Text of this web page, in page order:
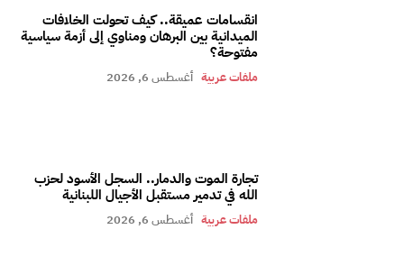
انقسامات عميقة.. كيف تحولت الخلافات
الميدانية بين البرهان ومناوي إلى أزمة سياسية
مفتوحة؟
ملفات عربية أغسطس 6, 2026
تجارة الموت والدمار.. السجل الأسود لحزب
الله في تدمير مستقبل الأجيال اللبنانية
ملفات عربية أغسطس 6, 2026